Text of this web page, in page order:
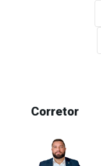
Corretor